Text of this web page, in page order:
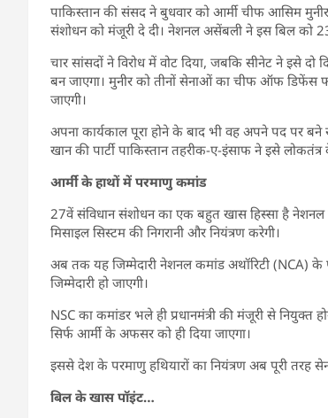
पाकिस्तान की संसद ने बुधवार को आर्मी चीफ आसिम
संशोधन को मंजूरी दे दी। नेशनल असेंबली ने इस बिल को
चार सांसदों ने विरोध में वोट दिया, जबकि सीनेट ने इसे
बन जाएगा। मुनीर को तीनों सेनाओं का चीफ ऑफ डिफेंस
जाएगी।
अपना कार्यकाल पूरा होने के बाद भी वह अपने पद पर
खान की पार्टी पाकिस्तान तहरीक-ए-इंसाफ ने इसे
आर्मी के हाथों में परमाणु कमांड
27वें संविधान संशोधन का एक बहुत खास हिस्सा है नेशनल
मिसाइल सिस्टम की निगरानी और नियंत्रण करेगी।
अब तक यह जिम्मेदारी नेशनल कमांड अथॉरिटी (NCA)
जिम्मेदारी हो जाएगी।
NSC का कमांडर भले ही प्रधानमंत्री की मंजूरी से नियुक्त
सिर्फ आर्मी के अफसर को ही दिया जाएगा।
इससे देश के परमाणु हथियारों का नियंत्रण अब पूरी तरह
बिल के खास पॉइंट…